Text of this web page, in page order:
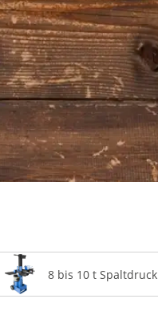
8 bis 10 t Spaltdruck